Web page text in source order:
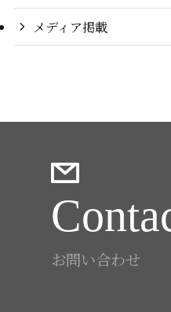
メディア掲載
お問い合わせ